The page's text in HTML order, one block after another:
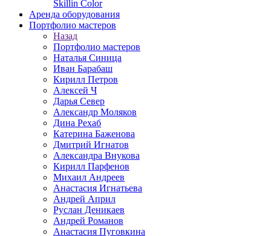
Skillin Color
Аренда оборудования
Портфолио мастеров
Назад
Портфолио мастеров
Наталья Синица
Иван Барабаш
Кирилл Петров
Алексей Ч
Дарья Север
Александр Моляков
Дина Рехаб
Катерина Баженова
Дмитрий Игнатов
Александра Внукова
Кирилл Парфенов
Михаил Андреев
Анастасия Игнатьева
Андрей Април
Руслан Деникаев
Андрей Романов
Анастасия Пуговкина